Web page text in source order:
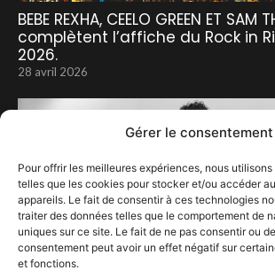
Gérer le consentement
Pour offrir les meilleures expériences, nous
telles que les cookies pour stocker et/ou accéder
appareils. Le fait de consentir à ces technologies
traiter des données telles que le comportement de
uniques sur ce site. Le fait de ne pas consentir ou
consentement peut avoir un effet négatif sur
et fonctions.
BEBE REXHA, CEELO GREEN ET SAM
complètent l’affiche du Rock in
2026.
28 avril 2026
JULIAN LAGE TRIO SE PRODUIRA LE